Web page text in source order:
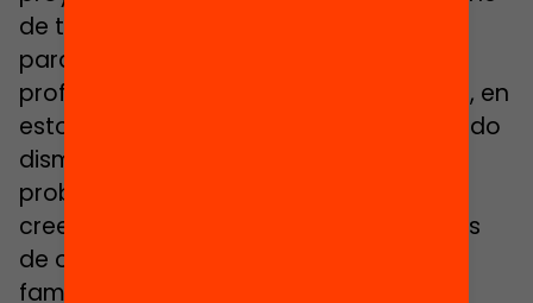
de tabletas con finalidades educativas
para los alumnos y cuenta con un
profesorado motivado…. Y sin embargo, en
estos últimos años la matrícula ha estado
disminuyendo. “La sociedad tiene un
problema de racismo y xenofobia, y
creemos que el hecho de tener alumnos
de origen inmigrante hace que algunas
familias no quieran venir a la escuela,